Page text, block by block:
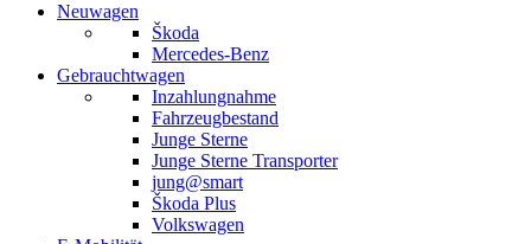
Neuwagen
Škoda
Mercedes-Benz
Gebrauchtwagen
Inzahlungnahme
Fahrzeugbestand
Junge Sterne
Junge Sterne Transporter
jung@smart
Škoda Plus
Volkswagen